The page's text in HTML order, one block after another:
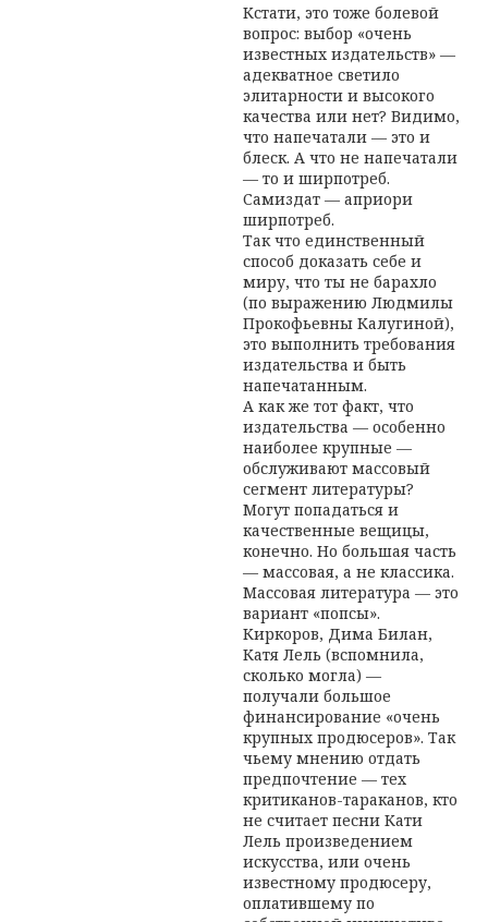
Кстати, это тоже болевой
вопрос: выбор «очень
известных издательств» —
адекватное светило
элитарности и высокого
качества или нет? Видимо,
что напечатали — это и
блеск. А что не напечатали
— то и ширпотреб.
Самиздат — априори
ширпотреб.
Так что единственный
способ доказать себе и
миру, что ты не барахло
(по выражению Людмилы
Прокофьевны Калугиной),
это выполнить требования
издательства и быть
напечатанным.
А как же тот факт, что
издательства — особенно
наиболее крупные —
обслуживают массовый
сегмент литературы?
Могут попадаться и
качественные вещицы,
конечно. Но большая часть
— массовая, а не классика.
Массовая литература — это
вариант «попсы».
Киркоров, Дима Билан,
Катя Лель (вспомнила,
сколько могла) —
получали большое
финансирование «очень
крупных продюсеров». Так
чьему мнению отдать
предпочтение — тех
критиканов-тараканов, кто
не считает песни Кати
Лель произведением
искусства, или очень
известному продюсеру,
оплатившему по